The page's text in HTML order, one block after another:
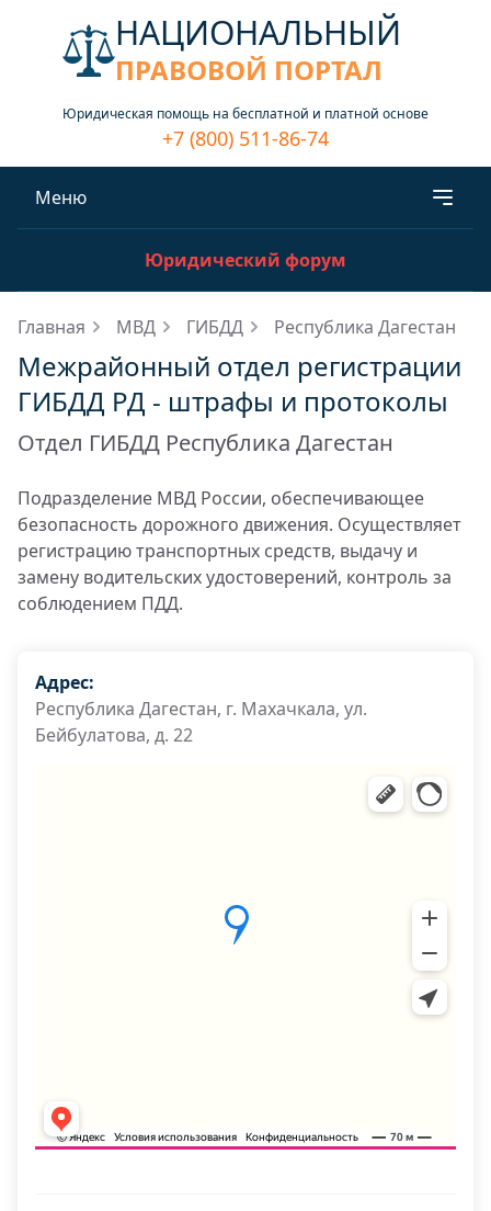
НАЦИОНАЛЬНЫЙ
ПРАВОВОЙ ПОРТАЛ
Юридическая помощь на бесплатной и платной основе
+7 (800) 511-86-74
Меню
Юридический форум
Главная МВД ГИБДД Республика Дагестан
Межрайонный отдел регистрации
ГИБДД РД - штрафы и протоколы
Отдел ГИБДД Республика Дагестан
Подразделение МВД России, обеспечивающее
безопасность дорожного движения. Осуществляет
регистрацию транспортных средств, выдачу и
замену водительских удостоверений, контроль за
соблюдением ПДД.
Адрес:
Республика Дагестан, г. Махачкала, ул.
Бейбулатова, д. 22